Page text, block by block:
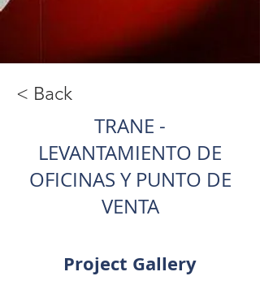
< Back
TRANE -
LEVANTAMIENTO DE
OFICINAS Y PUNTO DE
VENTA
Project Gallery